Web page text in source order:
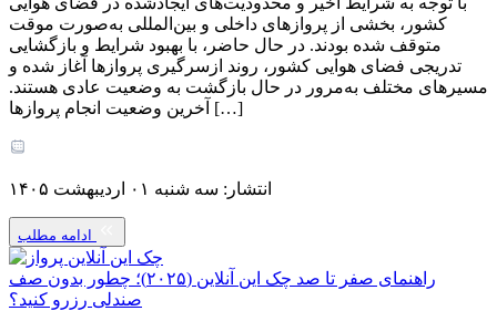
کشور، بخشی از پروازهای داخلی و بین‌المللی به‌صورت موقت
متوقف شده بودند. در حال حاضر، با بهبود شرایط و بازگشایی
تدریجی فضای هوایی کشور، روند ازسرگیری پروازها آغاز شده و
مسیرهای مختلف به‌مرور در حال بازگشت به وضعیت عادی هستند.
آخرین وضعیت انجام پروازها […]
انتشار: سه شنبه ۰۱ اردیبهشت ۱۴۰۵
ادامه مطلب
راهنمای صفر تا صد چک این آنلاین (۲۰۲۵)؛ چطور بدون صف
صندلی‌ رزرو کنید؟